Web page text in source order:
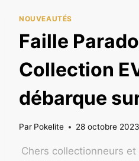
NOUVEAUTÉS
Faille
Collection
débarque
Par Pokelite 28 octobre 2023
Chers collectionneurs